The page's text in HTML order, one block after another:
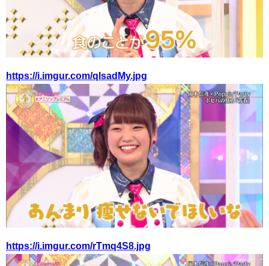
https://i.imgur.com/qlsadMy.jpg
https://i.imgur.com/rTmq4S8.jpg